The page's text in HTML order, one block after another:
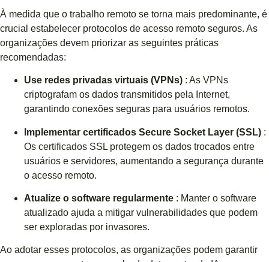
À medida que o trabalho remoto se torna mais predominante, é
crucial estabelecer protocolos de acesso remoto seguros. As
organizações devem priorizar as seguintes práticas
recomendadas:
Use redes privadas virtuais (VPNs) : As VPNs
criptografam os dados transmitidos pela Internet,
garantindo conexões seguras para usuários remotos.
Implementar certificados Secure Socket Layer (SSL) :
Os certificados SSL protegem os dados trocados entre
usuários e servidores, aumentando a segurança durante
o acesso remoto.
Atualize o software regularmente : Manter o software
atualizado ajuda a mitigar vulnerabilidades que podem
ser exploradas por invasores.
Ao adotar esses protocolos, as organizações podem garantir